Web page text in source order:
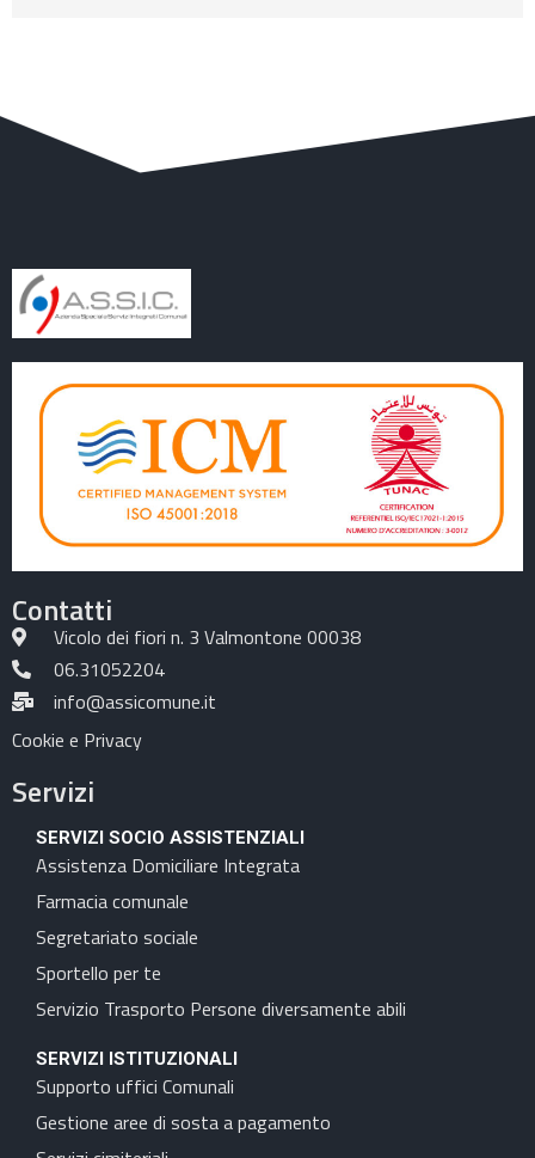
Contatti
Vicolo dei fiori n. 3 Valmontone 00038
06.31052204
info@assicomune.it
Cookie e Privacy
Servizi
SERVIZI SOCIO ASSISTENZIALI
Assistenza Domiciliare Integrata
Farmacia comunale
Segretariato sociale
Sportello per te
Servizio Trasporto Persone diversamente abili
SERVIZI ISTITUZIONALI
Supporto uffici Comunali
Gestione aree di sosta a pagamento